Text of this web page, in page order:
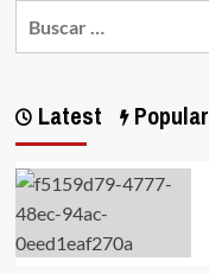
Latest Popular